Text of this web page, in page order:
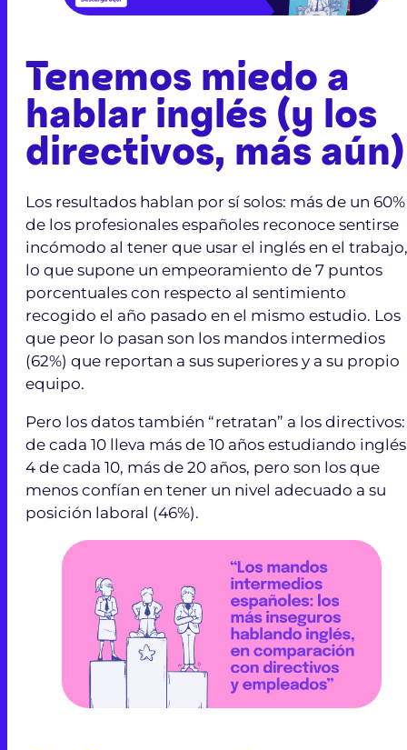
Tenemos miedo a
hablar inglés (y los
directivos, más aún)
Los resultados hablan por sí solos: más de un 60%
de los profesionales españoles reconoce sentirse
incómodo al tener que usar el inglés en el trabajo,
lo que supone un empeoramiento de 7 puntos
porcentuales con respecto al sentimiento
recogido el año pasado en el mismo estudio. Los
que peor lo pasan son los mandos intermedios
(62%) que reportan a sus superiores y a su propio
equipo.
Pero los datos también “retratan” a los directivos:
de cada 10 lleva más de 10 años estudiando
4 de cada 10, más de 20 años, pero son los que
menos confían en tener un nivel adecuado a su
posición laboral (46%).